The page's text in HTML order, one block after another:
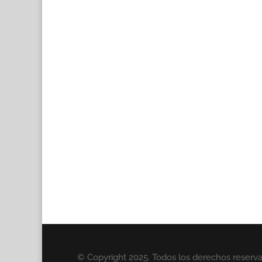
© Copyright 2025. Todos los derechos